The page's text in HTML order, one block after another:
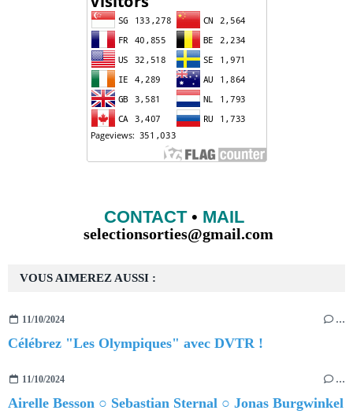
VOUS AIMEREZ AUSSI :
11/10/2024 …
Célébrez "Les Olympiques" avec DVTR !
11/10/2024 …
Airelle Besson ○ Sebastian Sternal ○ Jonas Burgwinkel
CONTACT• MAIL
selectionsorties@gmail.com